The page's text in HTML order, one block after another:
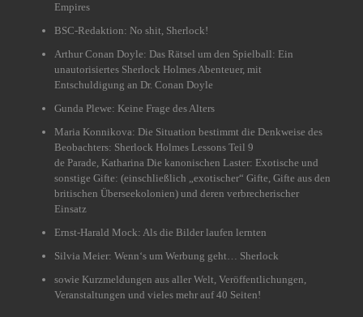
Empires
BSC-Redaktion: No shit, Sherlock!
Arthur Conan Doyle: Das Rätsel um den Spielball: Ein
unautorisiertes Sherlock Holmes Abenteuer, mit
Entschuldigung an Dr. Conan Doyle
Gunda Plewe: Keine Frage des Alters
Maria Konnikova: Die Situation bestimmt die Denkweise des
Beobachters: Sherlock Holmes Lessons Teil 9
de Parade, Katharina Die kanonischen Laster: Exotische und
sonstige Gifte: (einschließlich „exotischer“ Gifte, Gifte aus den
britischen Überseekolonien) und deren verbrecherischer
Einsatz
Ernst-Harald Mock: Als die Bilder laufen lernten
Silvia Meier: Wenn‘s um Werbung geht… Sherlock
sowie Kurzmeldungen aus aller Welt, Veröffentlichungen,
Veranstaltungen und vieles mehr auf 40 Seiten!